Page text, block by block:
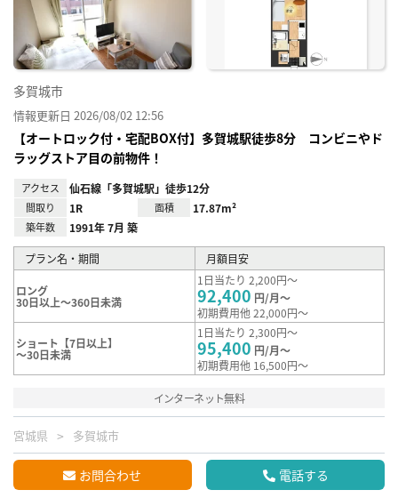
多賀城市
情報更新日 2026/08/02 12:56
【オートロック付・宅配BOX付】多賀城駅徒歩8分 コンビニやド
ラッグストア目の前物件！
アクセス 仙石線「多賀城駅」徒歩12分
間取り 1R 面積 17.87m²
築年数 1991年 7月 築
プラン名・期間 月額目安
ロング
30日以上～360日未満
1日当たり 2,200円～
92,400 円/月～
初期費用他 22,000円～
ショート【7日以上】
～30日未満
1日当たり 2,300円～
95,400 円/月～
初期費用他 16,500円～
インターネット無料
宮城県 多賀城市
お問合わせ 電話する